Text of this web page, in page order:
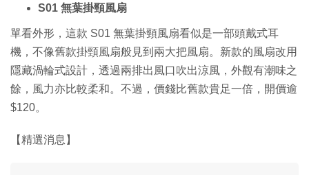
S01 無葉掛頸風扇
單看外形，這款 S01 無葉掛頸風扇看似是一部頭戴式耳
機，不像舊款掛頸風扇般見到兩大把風扇。新款的風扇改用
隱藏渦輪式設計，透過兩排出風口吹出涼風，外觀有潮味之
餘，風力亦比較柔和。不過，價錢比舊款貴足一倍，開價逾
$120。
【精選消息】